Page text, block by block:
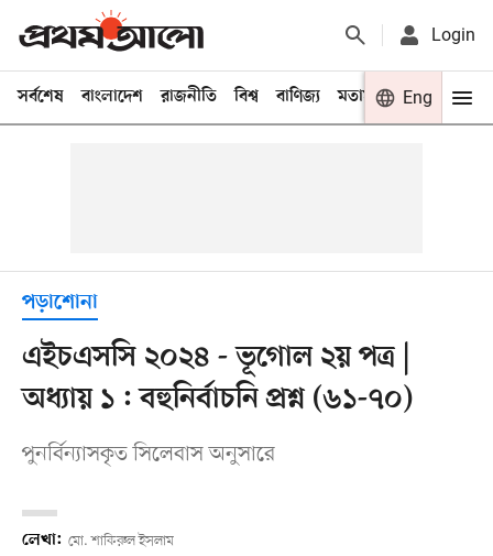
Login
সর্বশেষ বাংলাদেশ রাজনীতি বিশ্ব বাণিজ্য মতামত খেলা
Eng
পড়াশোনা
এইচএসসি ২০২৪ - ভূগোল ২য় পত্র |
অধ্যায় ১ : বহুনির্বাচনি প্রশ্ন (৬১-৭০)
পুনর্বিন্যাসকৃত সিলেবাস অনুসারে
লেখা: মো. শাকিরুল ইসলাম